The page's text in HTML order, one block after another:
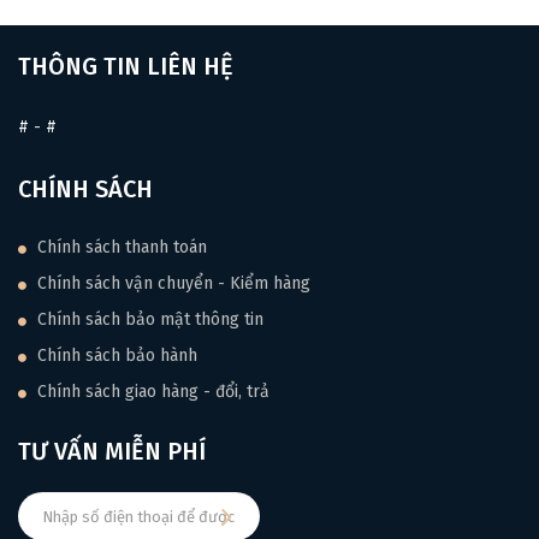
THÔNG TIN LIÊN HỆ
# - #
CHÍNH SÁCH
Chính sách thanh toán
Chính sách vận chuyển - Kiểm hàng
Chính sách bảo mật thông tin
Chính sách bảo hành
Chính sách giao hàng - đổi, trả
TƯ VẤN MIỄN PHÍ